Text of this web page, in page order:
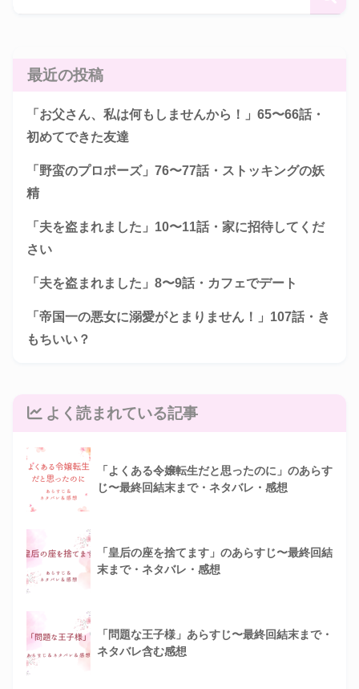
最近の投稿
「お父さん、私は何もしませんから！」65〜66話・
初めてできた友達
「野蛮のプロポーズ」76〜77話・ストッキングの妖
精
「夫を盗まれました」10〜11話・家に招待してくだ
さい
「夫を盗まれました」8〜9話・カフェでデート
「帝国一の悪女に溺愛がとまりません！」107話・き
もちいい？
よく読まれている記事
「よくある令嬢転生だと思ったのに」のあらす
じ〜最終回結末まで・ネタバレ・感想
「皇后の座を捨てます」のあらすじ〜最終回結
末まで・ネタバレ・感想
「問題な王子様」あらすじ〜最終回結末まで・
ネタバレ含む感想